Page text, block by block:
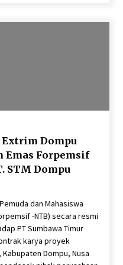
Dompu
Emas Forpemsif
STM Dompu
dan Mahasiswa
-NTB) secara resmi
PT Sumbawa Timur
karya proyek
Dompu, Nusa